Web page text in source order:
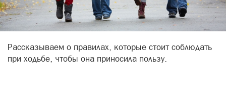
Рассказываем о правилах, которые стоит соблюдать
при ходьбе, чтобы она приносила пользу.